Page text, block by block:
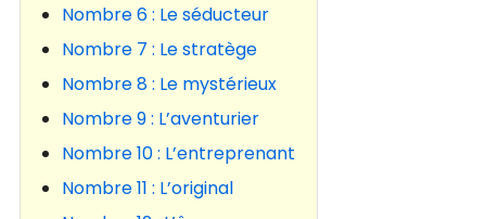
Nombre 6 : Le séducteur
Nombre 7 : Le stratège
Nombre 8 : Le mystérieux
Nombre 9 : L’aventurier
Nombre 10 : L’entreprenant
Nombre 11 : L’original